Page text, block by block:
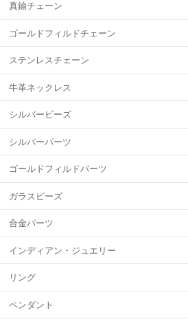
真鍮チェーン
ゴールドフィルドチェーン
ステンレスチェーン
牛革ネックレス
シルバービーズ
シルバーパーツ
ゴールドフィルドパーツ
ガラスビーズ
合金パーツ
インディアン・ジュエリー
リング
ペンダント